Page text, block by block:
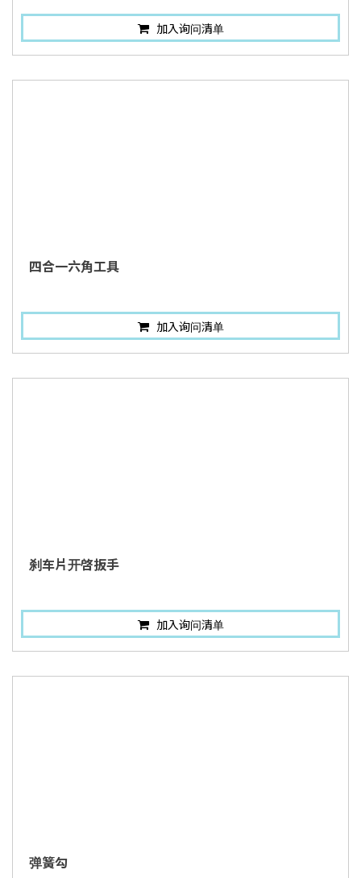
加入询问清单
四合一六角工具
加入询问清单
刹车片开啓扳手
加入询问清单
弹簧勾